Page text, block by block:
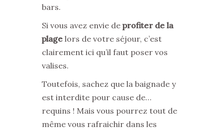
bars.
Si vous avez envie de profiter de la
plage lors de votre séjour, c’est
clairement ici qu’il faut poser vos
valises.
Toutefois, sachez que la baignade y
est interdite pour cause de…
requins ! Mais vous pourrez tout de
même vous rafraichir dans les